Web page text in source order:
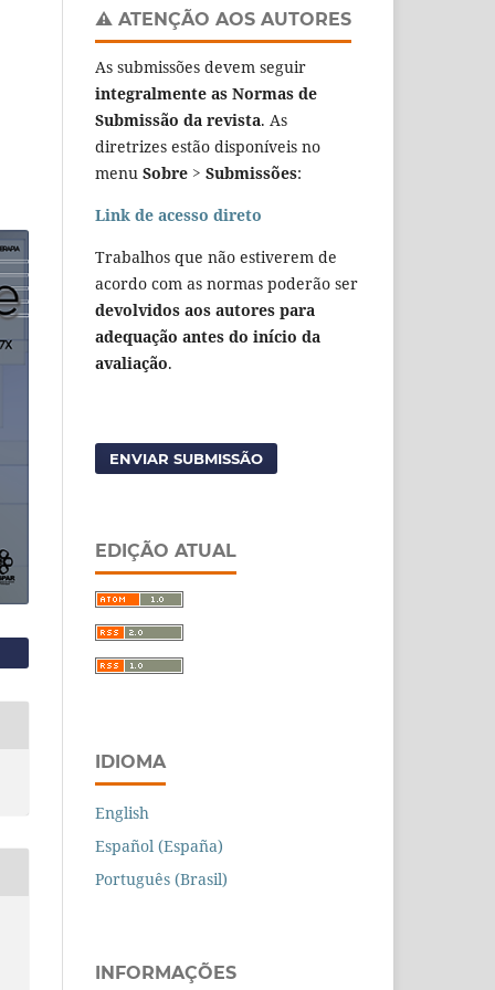
⚠️ ATENÇÃO AOS AUTORES
As submissões devem seguir
integralmente as Normas de
Submissão da revista. As
diretrizes estão disponíveis no
menu Sobre > Submissões:
Link de acesso direto
Trabalhos que não estiverem de
acordo com as normas poderão ser
devolvidos aos autores para
adequação antes do início da
avaliação.
ENVIAR SUBMISSÃO
EDIÇÃO ATUAL
IDIOMA
English
Español (España)
Português (Brasil)
INFORMAÇÕES